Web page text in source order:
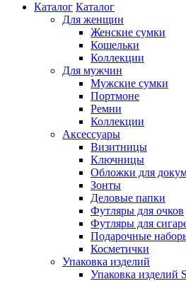
Каталог Каталог
Для женщин
Женские сумки
Кошельки
Коллекции
Для мужчин
Мужские сумки
Портмоне
Ремни
Коллекции
Аксессуары
Визитницы
Ключницы
Обложки для
Зонты
Деловые папки
Футляры для очков
Футляры для
Подарочные
Косметички
Упаковка изделий
Упаковка изделий